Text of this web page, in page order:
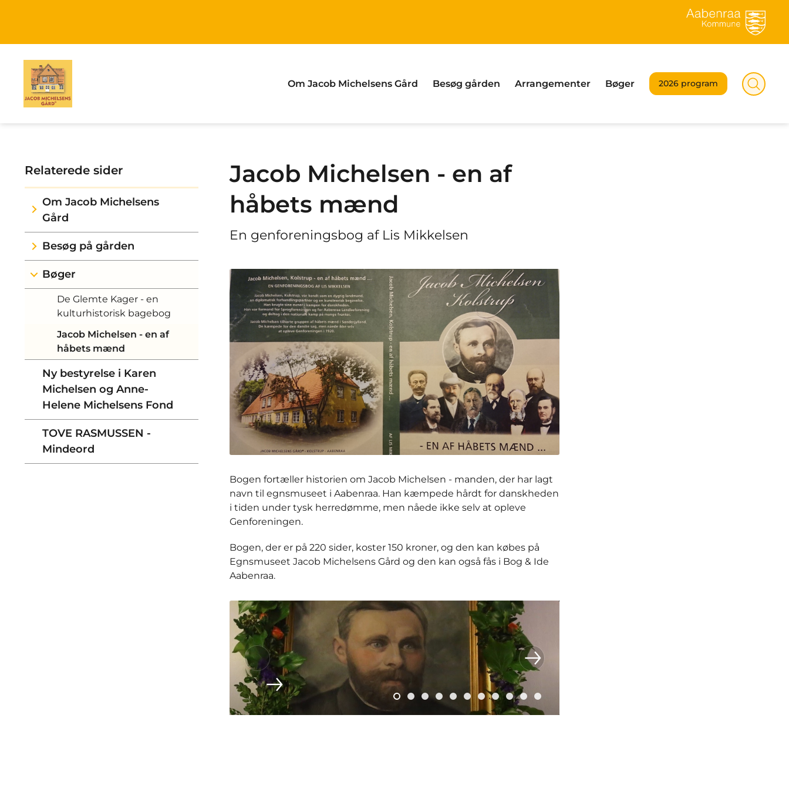
Om Jacob Michelsens Gård Besøg gården Arrangementer Bøger 2026 program
Relaterede sider
Om Jacob Michelsens
Gård
Besøg på gården
Bøger
De Glemte Kager - en
kulturhistorisk bagebog
Jacob Michelsen - en af
håbets mænd
Ny bestyrelse i Karen
Michelsen og Anne-
Helene Michelsens Fond
TOVE RASMUSSEN -
Mindeord
Jacob Michelsen - en af
håbets mænd
En genforeningsbog af Lis Mikkelsen
Bogen fortæller historien om Jacob Michelsen - manden, der har lagt
navn til egnsmuseet i Aabenraa. Han kæmpede hårdt for danskheden
i tiden under tysk herredømme, men nåede ikke selv at opleve
Genforeningen.
Bogen, der er på 220 sider, koster 150 kroner, og den kan købes på
Egnsmuseet Jacob Michelsens Gård og den kan også fås i Bog & Ide
Aabenraa.